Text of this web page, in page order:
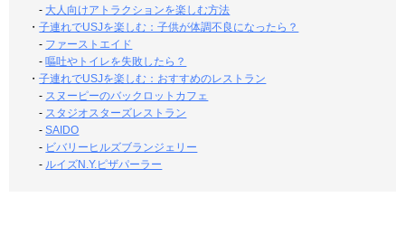
- 大人向けアトラクションを楽しむ方法
・子連れでUSJを楽しむ：子供が体調不良になったら？
- ファーストエイド
-嘔吐やトイレを失敗したら？
・子連れでUSJを楽しむ：おすすめのレストラン
- スヌーピーのバックロットカフェ
- スタジオスターズレストラン
-SAIDO
- ビバリーヒルズブランジェリー
- ルイズN.Y.ピザパーラー